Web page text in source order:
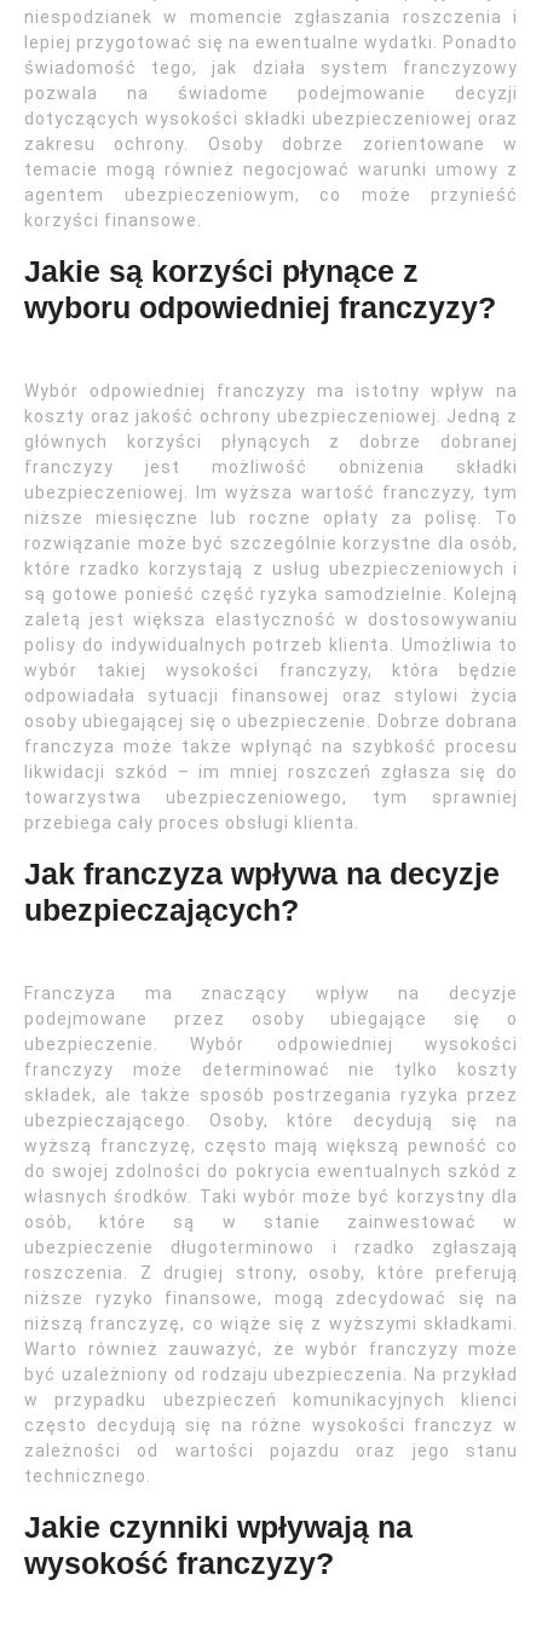
niespodzianek w momencie zgłaszania roszczenia i
lepiej przygotować się na ewentualne wydatki. Ponadto
świadomość tego, jak działa system franczyzowy
pozwala na świadome podejmowanie decyzji
dotyczących wysokości składki ubezpieczeniowej oraz
zakresu ochrony. Osoby dobrze zorientowane w
temacie mogą również negocjować warunki umowy z
agentem ubezpieczeniowym, co może przynieść
korzyści finansowe.
Jakie są korzyści płynące z
wyboru odpowiedniej franczyzy?
Wybór odpowiedniej franczyzy ma istotny wpływ na
koszty oraz jakość ochrony ubezpieczeniowej. Jedną z
głównych korzyści płynących z dobrze dobranej
franczyzy jest możliwość obniżenia składki
ubezpieczeniowej. Im wyższa wartość franczyzy, tym
niższe miesięczne lub roczne opłaty za polisę. To
rozwiązanie może być szczególnie korzystne dla osób,
które rzadko korzystają z usług ubezpieczeniowych i
są gotowe ponieść część ryzyka samodzielnie. Kolejną
zaletą jest większa elastyczność w dostosowywaniu
polisy do indywidualnych potrzeb klienta. Umożliwia to
wybór takiej wysokości franczyzy, która będzie
odpowiadała sytuacji finansowej oraz stylowi życia
osoby ubiegającej się o ubezpieczenie. Dobrze dobrana
franczyza może także wpłynąć na szybkość procesu
likwidacji szkód – im mniej roszczeń zgłasza się do
towarzystwa ubezpieczeniowego, tym sprawniej
przebiega cały proces obsługi klienta.
Jak franczyza wpływa na decyzje
ubezpieczających?
Franczyza ma znaczący wpływ na decyzje
podejmowane przez osoby ubiegające się o
ubezpieczenie. Wybór odpowiedniej wysokości
franczyzy może determinować nie tylko koszty
składek, ale także sposób postrzegania ryzyka przez
ubezpieczającego. Osoby, które decydują się na
wyższą franczyzę, często mają większą pewność co
do swojej zdolności do pokrycia ewentualnych szkód z
własnych środków. Taki wybór może być korzystny dla
osób, które są w stanie zainwestować w
ubezpieczenie długoterminowo i rzadko zgłaszają
roszczenia. Z drugiej strony, osoby, które preferują
niższe ryzyko finansowe, mogą zdecydować się na
niższą franczyzę, co wiąże się z wyższymi składkami.
Warto również zauważyć, że wybór franczyzy może
być uzależniony od rodzaju ubezpieczenia. Na przykład
w przypadku ubezpieczeń komunikacyjnych klienci
często decydują się na różne wysokości franczyz w
zależności od wartości pojazdu oraz jego stanu
technicznego.
Jakie czynniki wpływają na
wysokość franczyzy?